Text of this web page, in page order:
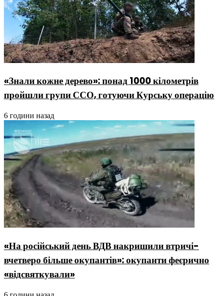
«Знали кожне дерево»: понад 1000 кілометрів
пройшли групи ССО, готуючи Курську операцію
6 години назад
«На російський день ВДВ накришили втричі-
вчетверо більше окупантів»: окупанти феєрично
«відсвяткували»